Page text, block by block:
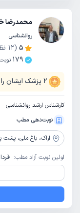
محمدرضا
روانشناسی
5
(
12
179
2 پزشک ایشان را
کارشناس ارشد روانشناسی
نوبت‌دهی مطب
اراک، باغ ملی، پشت
اولین نوبت آزاد مطب: فردا